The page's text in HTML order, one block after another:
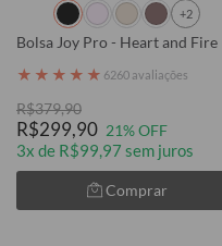
+2
Bolsa Joy Pro - Heart and Fire
★ ★ ★ ★ ★ 6260 avaliações
R$379,90
R$299,90 21% OFF
3x de R$99,97 sem juros
Comprar